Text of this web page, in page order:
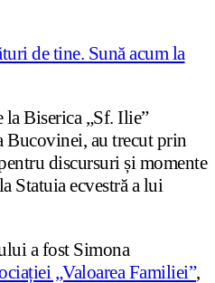
Biserica „Sf. Ilie”
Bucovinei, au trecut prin
discursuri și momente
Statuia ecvestră a lui
a fost Simona
„Valoarea Familiei”,